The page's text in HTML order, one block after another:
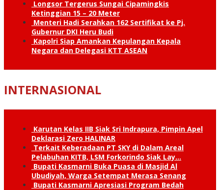
Longsor Tergerus Sungai Cipamingkis
Ketinggian 15 – 20 Meter
Menteri Hadi Serahkan 162 Sertifikat ke Pj.
Gubernur DKI Heru Budi
Kapolri Siap Amankan Kepulangan Kepala
Negara dan Delegasi KTT ASEAN
INTERNASIONAL
Karutan Kelas IIB Siak Sri Indrapura, Pimpin Apel
Deklarasi Zero HALINAR
Terkait Keberadaan PT SKY di Dalam Areal
Pelabuhan KITB, LSM Forkorindo Siak Lay…
Bupati Kasmarni Buka Puasa di Masjid Al
Ubudiyah, Warga Setempat Merasa Senang
Bupati Kasmarni Apresiasi Program Bedah